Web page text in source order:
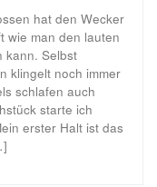
hat den Wecker
wie man den lauten
kann. Selbst
klingelt noch immer
schlafen auch
starte ich
erster Halt ist das